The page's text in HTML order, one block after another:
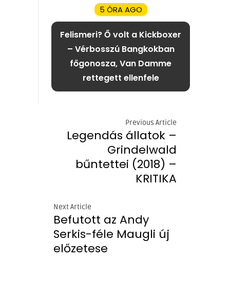
5 ÓRA AGO
Felismeri? Ő volt a Kickboxer
– Vérbosszú Bangkokban
főgonosza, Van Damme
rettegett ellenfele
Previous Article
Legendás állatok –
Grindelwald
bűntettei (2018) –
KRITIKA
Next Article
Befutott az Andy
Serkis-féle Maugli új
előzetese